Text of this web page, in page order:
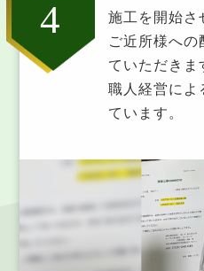
施工を開始さ
ご近所様へ
ていただきま
職人経営によ
ています。